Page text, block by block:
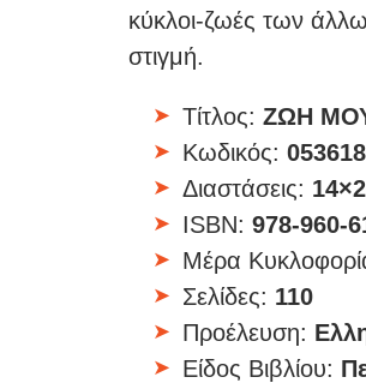
κύκλοι-ζωές των
στιγμή.
Τίτλος: ΖΩΗ
Κωδικός:
Διαστάσεις:
ISBN: 978-960-
Μέρα
Σελίδες: 110
Προέλευση:
Είδος Βιβλίου: